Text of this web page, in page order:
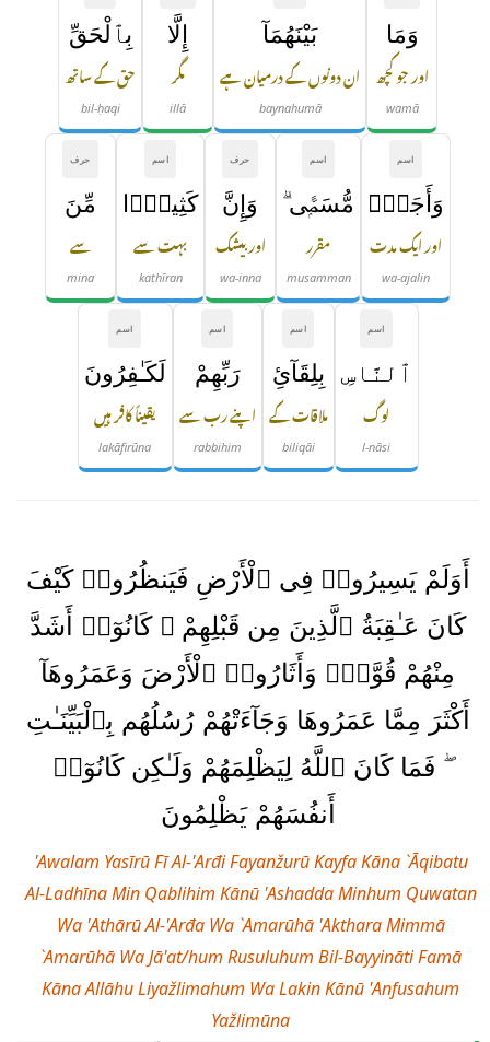
وَمَا
اور جو کچھ
wamā
بَيْنَهُمَآ
ان دونوں کے درمیان ہے
baynahumā
إِلَّا
مگر
illā
بِٱلْحَقِّ
حق کے ساتھ
bil-ḥaqi
اسم
وَأَجَلٍۢ
اور ایک مدت
wa-ajalin
اسم
مُّسَمًّۭى ۗ
مقرر
musamman
حرف
وَإِنَّ
اور بیشک
wa-inna
اسم
كَثِيرًۭا
بہت سے
kathīran
حرف
مِّنَ
سے
mina
اسم
ٱلنَّاسِ
لوگ
l-nāsi
اسم
بِلِقَآئِ
ملاقات کے
biliqāi
اسم
رَبِّهِمْ
اپنے رب سے
rabbihim
اسم
لَكَـٰفِرُونَ
یقیناً کافر ہیں
lakāfirūna
أَوَلَمْ يَسِيرُوا۟ فِى ٱلْأَرْضِ فَيَنظُرُوا۟ كَيْفَ
كَانَ عَـٰقِبَةُ ٱلَّذِينَ مِن قَبْلِهِمْ ۚ كَانُوٓا۟ أَشَدَّ
مِنْهُمْ قُوَّةًۭ وَأَثَارُوا۟ ٱلْأَرْضَ وَعَمَرُوهَآ
أَكْثَرَ مِمَّا عَمَرُوهَا وَجَآءَتْهُمْ رُسُلُهُم بِٱلْبَيِّنَـٰتِ
ۖ فَمَا كَانَ ٱللَّهُ لِيَظْلِمَهُمْ وَلَـٰكِن كَانُوٓا۟
أَنفُسَهُمْ يَظْلِمُونَ
'Awalam Yasīrū Fī Al-'Arđi Fayanžurū Kayfa Kāna `Āqibatu
Al-Ladhīna Min Qablihim Kānū 'Ashadda Minhum Quwatan
Wa 'Athārū Al-'Arđa Wa `Amarūhā 'Akthara Mimmā
`Amarūhā Wa Jā'at/hum Rusuluhum Bil-Bayyināti Famā
Kāna Allāhu Liyažlimahum Wa Lakin Kānū 'Anfusahum
Yažlimūna